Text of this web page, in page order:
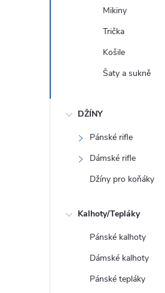
Mikiny
Trička
Košile
Šaty a sukně
DŽÍNY
Pánské rifle
Dámské rifle
Džíny pro koňáky
Kalhoty/Tepláky
Pánské kalhoty
Dámské kalhoty
Pánské tepláky